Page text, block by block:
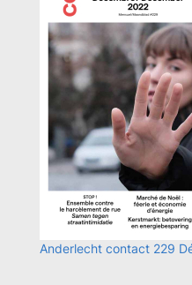
Anderlecht contact 229